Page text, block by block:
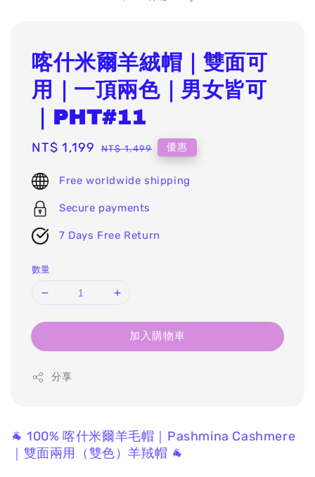
喀什米爾羊絨帽｜雙面可
用｜一頂兩色｜男女皆可
｜PHT#11
Sale
NT$ 1,199 Regular
NT$ 1,499 優惠
Free worldwide shipping
Secure payments
7 Days Free Return
數量
加入購物車
分享
🐐 100% 喀什米爾羊毛帽｜Pashmina Cashmere
｜雙面兩用（雙色）羊羢帽 🐐